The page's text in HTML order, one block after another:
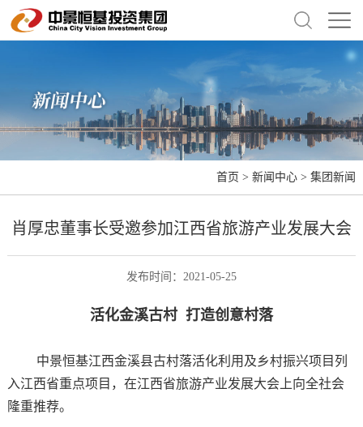
首页 >新闻中心 >集团新闻
肖厚忠董事长受邀参加江西省旅游产业发展大会
发布时间：2021-05-25
活化金溪古村 打造创意村落
中景恒基江西金溪县古村落活化利用及乡村振兴项目列
入江西省重点项目，在江西省旅游产业发展大会上向全社会
隆重推荐。